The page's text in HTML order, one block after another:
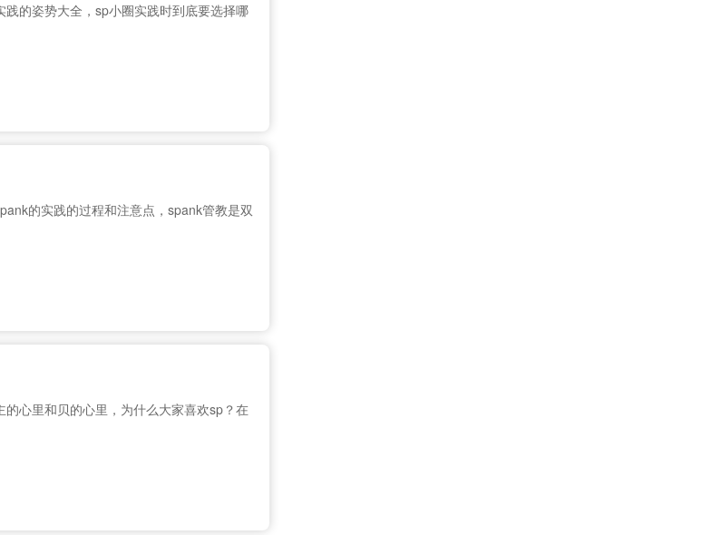
的姿势大全，sp小圈实践时到底要选择哪
的实践的过程和注意点，spank管教是双
心里和贝的心里，为什么大家喜欢sp？在